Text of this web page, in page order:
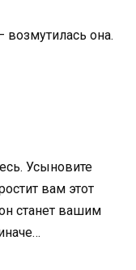
она.
Усыновите
вам этот
станет вашим